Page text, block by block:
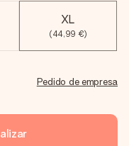
XL
(44,99 €)
Pedido de empresa